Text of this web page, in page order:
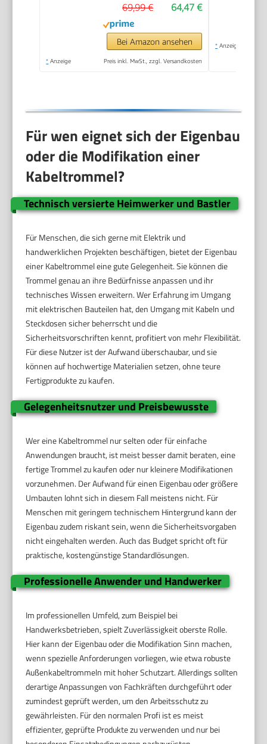
64,47 €
69,99 €
Bei Amazon ansehen
* Anzeige Preis inkl. MwSt., zzgl. Versandkosten
* Anzeige
Für wen eignet sich der Eigenbau
oder die Modifikation einer
Kabeltrommel?
Technisch versierte Heimwerker und Bastler
Für Menschen, die sich gerne mit Elektrik und
handwerklichen Projekten beschäftigen, bietet der Eigenbau
einer Kabeltrommel eine gute Gelegenheit. Sie können die
Trommel genau an ihre Bedürfnisse anpassen und ihr
technisches Wissen erweitern. Wer Erfahrung im Umgang
mit elektrischen Bauteilen hat, den Umgang mit Kabeln und
Steckdosen sicher beherrscht und die
Sicherheitsvorschriften kennt, profitiert von mehr Flexibilität.
Für diese Nutzer ist der Aufwand überschaubar, und sie
können auf hochwertige Materialien setzen, ohne teure
Fertigprodukte zu kaufen.
Gelegenheitsnutzer und Preisbewusste
Wer eine Kabeltrommel nur selten oder für einfache
Anwendungen braucht, ist meist besser damit beraten, eine
fertige Trommel zu kaufen oder nur kleinere Modifikationen
vorzunehmen. Der Aufwand für einen Eigenbau oder größere
Umbauten lohnt sich in diesem Fall meistens nicht. Für
Menschen mit geringem technischem Hintergrund kann der
Eigenbau zudem riskant sein, wenn die Sicherheitsvorgaben
nicht eingehalten werden. Auch das Budget spricht oft für
praktische, kostengünstige Standardlösungen.
Professionelle Anwender und Handwerker
Im professionellen Umfeld, zum Beispiel bei
Handwerksbetrieben, spielt Zuverlässigkeit oberste Rolle.
Hier kann der Eigenbau oder die Modifikation Sinn machen,
wenn spezielle Anforderungen vorliegen, wie etwa robuste
Außenkabeltrommeln mit hoher Schutzart. Allerdings sollten
derartige Anpassungen von Fachkräften durchgeführt oder
zumindest geprüft werden, um den Arbeitsschutz zu
gewährleisten. Für den normalen Profi ist es meist
effizienter, geprüfte Produkte zu verwenden und nur bei